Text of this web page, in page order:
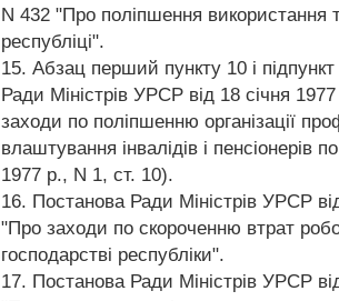
N 432 "Про поліпшення використання
республіці".
15. Абзац перший пункту 10 і
Ради Міністрів УРСР від 18 січня
заходи по поліпшенню організації
влаштування інвалідів і пенсіонерів
1977 р., N 1, ст. 10).
16. Постанова Ради Міністрів УРСР
"Про заходи по скороченню втрат
господарстві республіки".
17. Постанова Ради Міністрів УРСР